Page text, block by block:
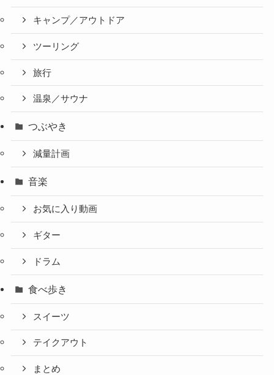
キャンプ／アウトドア
ツーリング
旅行
温泉／サウナ
つぶやき
減量計画
音楽
お気に入り動画
ギター
ドラム
食べ歩き
スイーツ
テイクアウト
まとめ